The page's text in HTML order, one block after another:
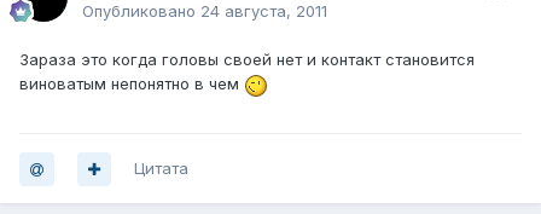
Опубликовано 24 августа, 2011
Зараза это когда головы своей нет и контакт становится
виноватым непонятно в чем
Цитата